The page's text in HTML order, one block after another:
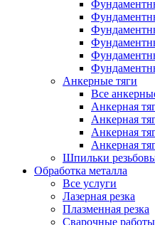
Анкерные тяги
Все
Анкерная
Анкерная
Анкерная
Анкерная
Шпильки
Обработка металла
Все услуги
Лазерная резка
Плазменная резка
Сварочные работы